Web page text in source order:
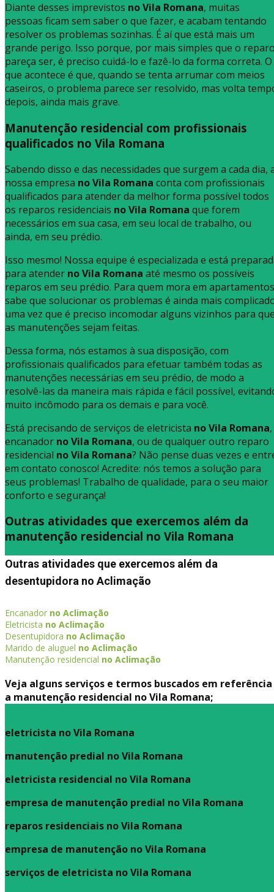
Diante desses imprevistos no Vila Romana, muitas
pessoas ficam sem saber o que fazer, e acabam tentando
resolver os problemas sozinhas. É aí que está mais um
grande perigo. Isso porque, por mais simples que o
pareça ser, é preciso cuidá-lo e fazê-lo da forma correta. O
que acontece é que, quando se tenta arrumar com meios
caseiros, o problema parece ser resolvido, mas volta
depois, ainda mais grave.
Manutenção residencial com profissionais
qualificados no Vila Romana
Sabendo disso e das necessidades que surgem a cada dia,
nossa empresa no Vila Romana conta com profissionais
qualificados para atender da melhor forma possível todos
os reparos residenciais no Vila Romana que forem
necessários em sua casa, em seu local de trabalho, ou
ainda, em seu prédio.
Isso mesmo! Nossa equipe é especializada e está
para atender no Vila Romana até mesmo os possíveis
reparos em seu prédio. Para quem mora em
sabe que solucionar os problemas é ainda mais
uma vez que é preciso incomodar alguns vizinhos para
as manutenções sejam feitas.
Dessa forma, nós estamos à sua disposição, com
profissionais qualificados para efetuar também todas as
manutenções necessárias em seu prédio, de modo a
resolvê-las da maneira mais rápida e fácil possível,
muito incômodo para os demais e para você.
Está precisando de serviços de eletricista no Vila Romana,
encanador no Vila Romana, ou de qualquer outro reparo
residencial no Vila Romana? Não pense duas vezes e
em contato conosco! Acredite: nós temos a solução para
seus problemas! Trabalho de qualidade, para o seu maior
conforto e segurança!
Outras atividades que exercemos além da
manutenção residencial no Vila Romana
Outras atividades que exercemos além da
desentupidora no Aclimação
Encanador no Aclimação
Eletricista no Aclimação
Desentupidora no Aclimação
Marido de aluguel no Aclimação
Manutenção residencial no Aclimação
Veja alguns serviços e termos buscados em referência
a manutenção residencial no Vila Romana;
eletricista no Vila Romana
manutenção predial no Vila Romana
eletricista residencial no Vila Romana
empresa de manutenção predial no Vila Romana
reparos residenciais no Vila Romana
empresa de manutenção no Vila Romana
serviços de eletricista no Vila Romana